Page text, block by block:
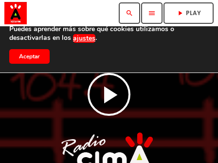
search menu play_arrow PLAY
play_arrow
Utilizamos cookies para ofrecerte la mejor experiencia en
nuestra web.
Puedes aprender más sobre qué cookies utilizamos o
desactivarlas en los ajustes.
Aceptar